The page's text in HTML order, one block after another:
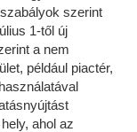
szerint
1-től új
a nem
például piactér,
ahol az